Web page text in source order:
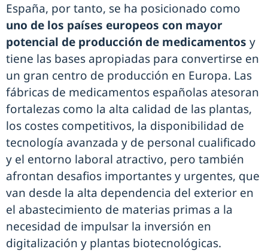
España, por tanto, se ha posicionado como
uno de los países europeos con mayor
potencial de producción de medicamentos y
tiene las bases apropiadas para convertirse en
un gran centro de producción en Europa. Las
fábricas de medicamentos españolas atesoran
fortalezas como la alta calidad de las plantas,
los costes competitivos, la disponibilidad de
tecnología avanzada y de personal cualificado
y el entorno laboral atractivo, pero también
afrontan desafios importantes y urgentes, que
van desde la alta dependencia del exterior en
el abastecimiento de materias primas a la
necesidad de impulsar la inversión en
digitalización y plantas biotecnológicas.